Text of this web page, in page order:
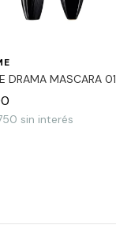
DRAMA MASCARA 01
sin interés